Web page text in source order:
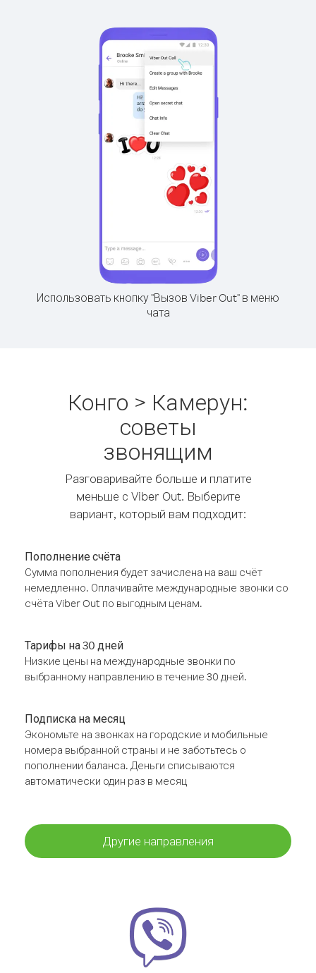
Использовать кнопку "Вызов Viber Out" в меню
чата
Конго > Камерун:
советы
звонящим
Разговаривайте больше и платите
меньше с Viber Out. Выберите
вариант, который вам подходит:
Пополнение счёта
Сумма пополнения будет зачислена на ваш счёт
немедленно. Оплачивайте международные звонки со
счёта Viber Out по выгодным ценам.
Тарифы на 30 дней
Низкие цены на международные звонки по
выбранному направлению в течение 30 дней.
Подписка на месяц
Экономьте на звонках на городские и мобильные
номера выбранной страны и не заботьтесь о
пополнении баланса. Деньги списываются
автоматически один раз в месяц
Другие направления